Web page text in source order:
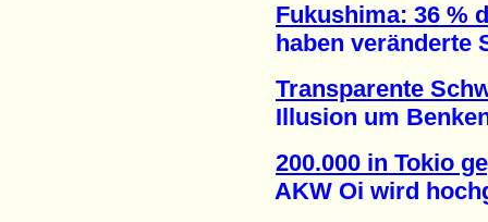
Fukushima: 36 %
haben veränderte
Transparente
Illusion um Benken
200.000 in Tokio
AKW Oi wird